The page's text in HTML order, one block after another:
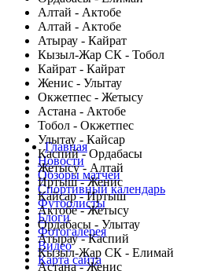
Алтай - Актобе
Алтай - Актобе
Атырау - Кайрат
Кызыл-Жар СК - Тобол
Кайрат - Кайрат
Женис - Улытау
Окжетпес - Жетысу
Астана - Актобе
Тобол - Окжетпес
Улытау - Кайсар
Каспий - Ордабасы
Жетысу - Алтай
Иртыш - Женис
Кайсар - Иртыш
Актобе - Жетысу
Ордабасы - Улытау
Атырау - Каспий
Кызыл-Жар СК - Елимай
Астана - Женис
Главная
Новости
Обзоры матчей
Спортивный календарь
Футболисты
Блоги
Фотогалерея
Видео
Карта сайта